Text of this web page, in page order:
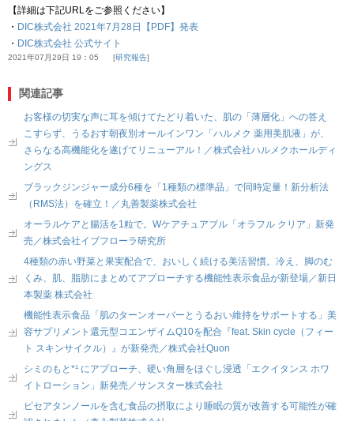
【詳細は下記URLをご参照ください】
・ DIC株式会社 2021年7月28日【PDF】発表
・ DIC株式会社 公式サイト
2021年07月29日 19：05 研究報告
関連記事
お客様の切実な声に耳を傾けてたどり着いた、肌の「薄層化」への答え
こすらず、うるおす朝夜別オールインワン「ハルメク 薬用美肌液」が、
さらなる高機能化を遂げてリニューアル！／株式会社ハルメクホールディ
ングス
ブラックジンジャー成分6種を「1種類の標準品」で同時定量！新分析法
（RMS法）を確立！／丸善製薬株式会社
オーラルケアと腸活を1粒で。Wケアチュアブル「オラフル クリア」新発
売／株式会社イブフローラ研究所
4種類の赤い野菜と果実配合で、おいしく続ける美活習慣。冷え、脚のむ
くみ、肌、脂肪にまとめてアプローチする機能性表示食品が新登場／新日
本製薬 株式会社
機能性表示食品「肌のターンオーバーとうるおい維持をサポートする」美
容サプリメント還元型コエンザイムQ10を配合『feat. Skin cycle（フィー
ト スキンサイクル）』が新発売／株式会社Quon
シミのもと*¹ にアプローチ、硬い角層をほぐし浸透「エクイタンス ホワ
イトローション」新発売／サンスター株式会社
ピセアタンノールを含む食品の摂取により睡眠の質が改善する可能性が確